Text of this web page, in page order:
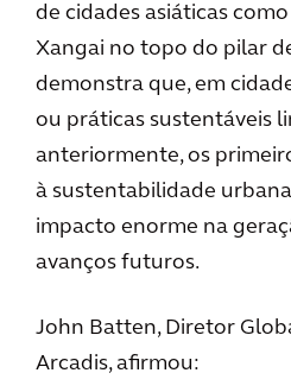
de cidades asiáticas
Xangai no topo do pilar
demonstra que, em
ou práticas sustentáveis
anteriormente, os
à sustentabilidade
impacto enorme na
avanços futuros.
John Batten, Diretor
Arcadis, afirmou: